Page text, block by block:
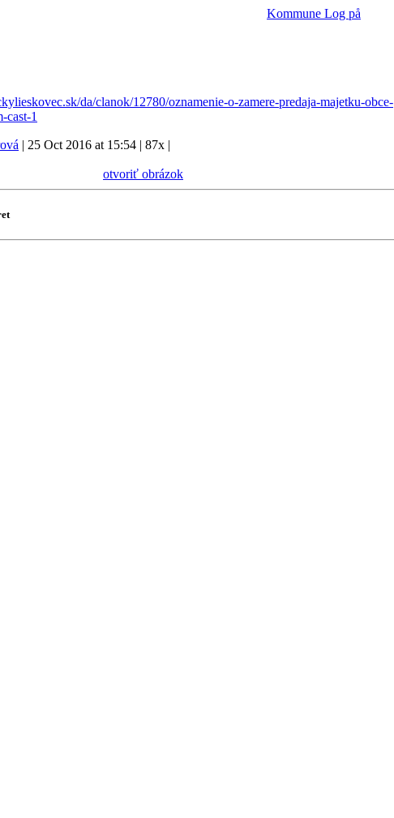
Kommune Log på
da/clanok/12780/oznamenie-o-zamere-predaja-majetku-obce-
cast-1
| 25 Oct 2016 at 15:54 | 87x |
otvoriť obrázok